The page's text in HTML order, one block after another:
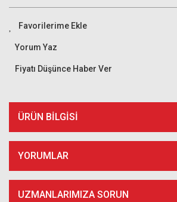
Yorum Yaz
Fiyatı Düşünce Haber Ver
ÜRÜN BILGISI
YORUMLAR
UZMANLARIMIZA SORUN